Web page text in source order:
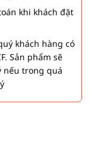
khi khách đặt
khách hàng có
Sản phẩm sẽ
nếu trong quá